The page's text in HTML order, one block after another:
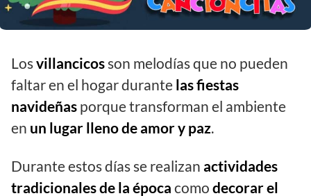
Losvillancicos son melodías que no pueden
faltar en el hogar durante las fiestas
navideñas porque transforman el ambiente
en un lugar lleno de amor y paz.
Durante estos días se realizan actividades
tradicionales de la época como decorar el